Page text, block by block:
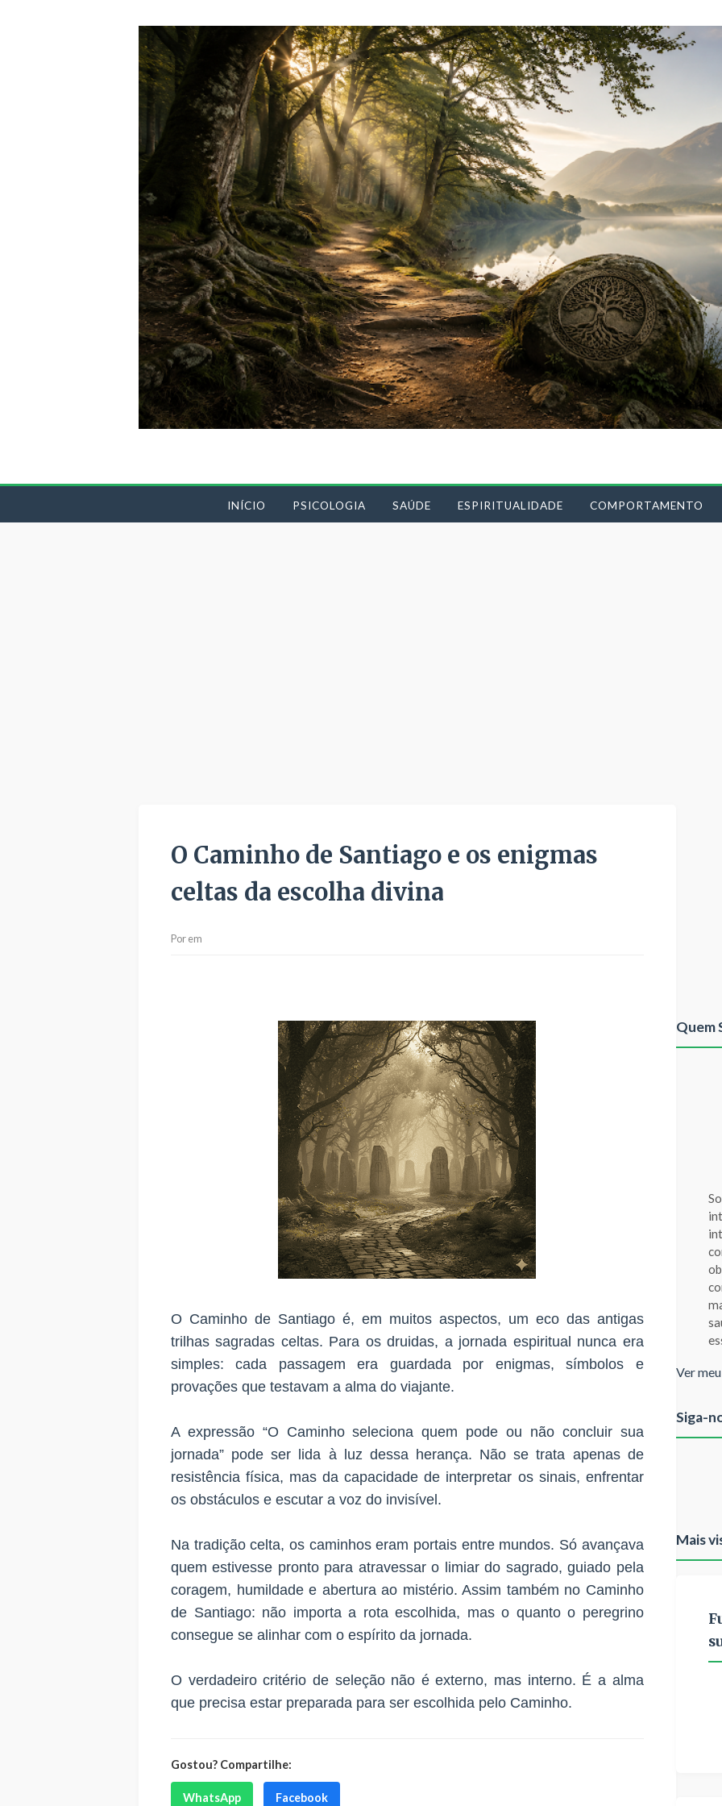
INÍCIO PSICOLOGIA SAÚDE ESPIRITUALIDADE COMPORTAMENTO
O Caminho de Santiago e os enigmas
celtas da escolha divina
Porem
O Caminho de Santiago é, em muitos aspectos, um eco das antigas
trilhas sagradas celtas. Para os druidas, a jornada espiritual nunca era
simples: cada passagem era guardada por enigmas, símbolos e
provações que testavam a alma do viajante.
A expressão “O Caminho seleciona quem pode ou não concluir sua
jornada” pode ser lida à luz dessa herança. Não se trata apenas de
resistência física, mas da capacidade de interpretar os sinais, enfrentar
os obstáculos e escutar a voz do invisível.
Na tradição celta, os caminhos eram portais entre mundos. Só avançava
quem estivesse pronto para atravessar o limiar do sagrado, guiado pela
coragem, humildade e abertura ao mistério. Assim também no Caminho
de Santiago: não importa a rota escolhida, mas o quanto o peregrino
consegue se alinhar com o espírito da jornada.
O verdadeiro critério de seleção não é externo, mas interno. É a alma
que precisa estar preparada para ser escolhida pelo Caminho.
Gostou? Compartilhe:
WhatsApp Facebook
Quem
Ver
Siga-
Mais